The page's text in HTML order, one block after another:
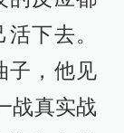
更加突出
罗后欲射